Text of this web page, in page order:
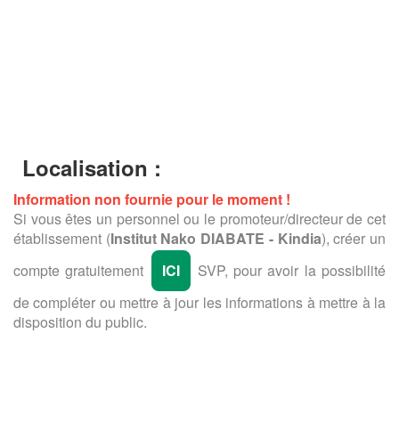
Localisation :
Information non fournie pour le moment !
Si vous êtes un personnel ou le promoteur/directeur de cet
établissement (Institut Nako DIABATE - Kindia), créer un
compte gratuitement
ICI
SVP, pour avoir la possibilité
de compléter ou mettre à jour les informations à mettre à la
disposition du public.